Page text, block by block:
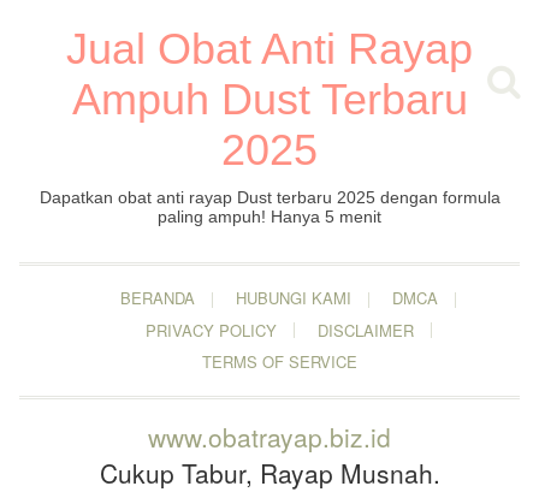
Jual Obat Anti Rayap
Ampuh Dust Terbaru
2025
Dapatkan obat anti rayap Dust terbaru 2025 dengan formula
paling ampuh! Hanya 5 menit
BERANDA HUBUNGI KAMI
DMCA
PRIVACY POLICY
DISCLAIMER
TERMS OF SERVICE
www.obatrayap.biz.id
Cukup Tabur, Rayap Musnah.